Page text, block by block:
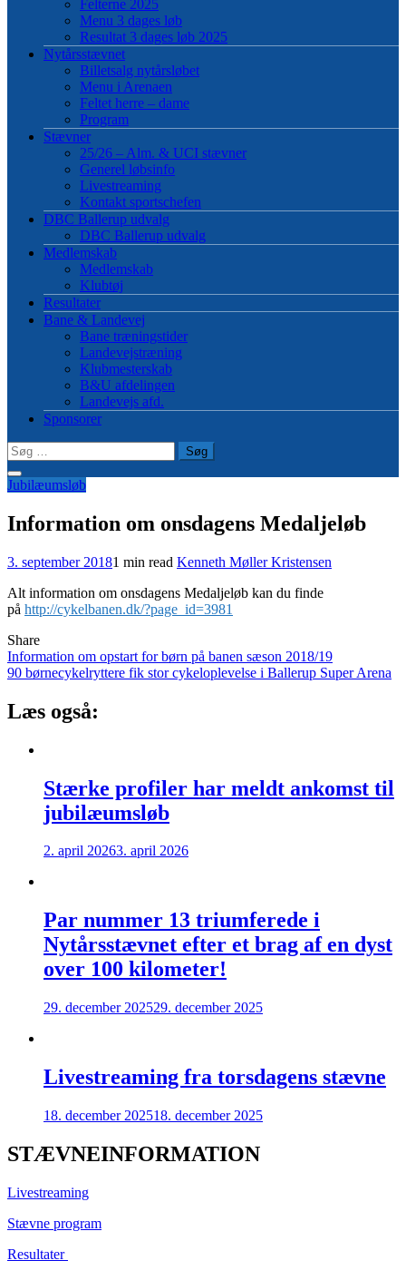
Felterne 2025
Menu 3 dages løb
Resultat 3 dages løb 2025
Nytårsstævnet
Billetsalg nytårsløbet
Menu i Arenaen
Feltet herre – dame
Program
Stævner
25/26 – Alm. & UCI stævner
Generel løbsinfo
Livestreaming
Kontakt sportschefen
DBC Ballerup udvalg
DBC Ballerup udvalg
Medlemskab
Medlemskab
Klubtøj
Resultater
Bane & Landevej
Bane træningstider
Landevejstræning
Klubmesterskab
B&U afdelingen
Landevejs afd.
Sponsorer
Søg
efter:
Jubilæumsløb
Information om onsdagens Medaljeløb
3. september 20181 min read Kenneth Møller Kristensen
Alt information om onsdagens Medaljeløb kan du finde
på http://cykelbanen.dk/?page_id=3981
Share
Indlægsnavigation
Information om opstart for børn på banen sæson 2018/19
90 børnecykelryttere fik stor cykeloplevelse i Ballerup Super Arena
Læs også:
Stærke profiler har meldt ankomst til
jubilæumsløb
2. april 20263. april 2026
Par nummer 13 triumferede i
Nytårsstævnet efter et brag af en dyst
over 100 kilometer!
29. december 202529. december 2025
Livestreaming fra torsdagens stævne
18. december 202518. december 2025
STÆVNEINFORMATION
Livestreaming
Stævne program
Resultater